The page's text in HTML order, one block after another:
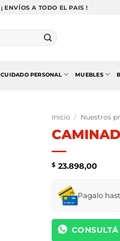
¡ ENVÍOS A TODO EL PAIS !
CUIDADO PERSONAL MUEBLES
Inicio / Nuestros
$ 23.898,00
Pagalo